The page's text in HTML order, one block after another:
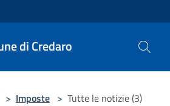
di Credaro
> Imposte > Tutte le notizie (3)